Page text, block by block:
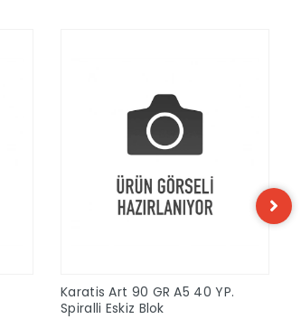
Karatis Art 90 GR A5 40 YP.
Spiralli Eskiz Blok